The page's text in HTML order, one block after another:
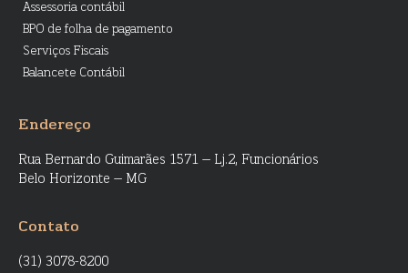
Assessoria contábil
BPO de folha de pagamento
Serviços Fiscais
Balancete Contábil
Endereço
Rua Bernardo Guimarães 1571 – Lj.2, Funcionários
Belo Horizonte – MG
Contato
(31) 3078-8200